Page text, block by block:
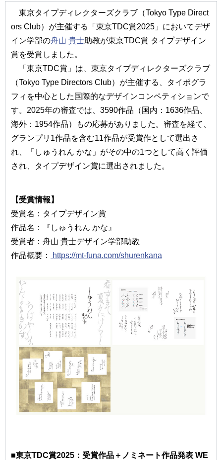
東京タイプディレクターズクラブ（Tokyo Type Direct
ors Club）が主催する「東京TDC賞2025」においてデザ
イン学部の舟山 貴士助教が東京TDC賞 タイプデザイン
賞を受賞しました。
「東京TDC賞」は、東京タイプディレクターズクラブ
（Tokyo Type Directors Club）が主催する、タイポグラ
フィを中心とした国際的なデザインコンペティションで
す。2025年の審査では、3590作品（国内：1636作品、
海外：1954作品）もの応募がありました。審査を経て、
グランプリ1作品を含む11作品が受賞作として選出さ
れ、「しゅうれん かな」がその中の1つとして高く評価
され、タイプデザイン賞に選出されました。
【受賞情報】
受賞名：タイプデザイン賞
作品名：『しゅうれん かな』
受賞者：舟山 貴士デザイン学部助教
作品概要：
https://mt-funa.com/shurenkana
■東京TDC賞2025：受賞作品＋ノミネート作品発表 WE